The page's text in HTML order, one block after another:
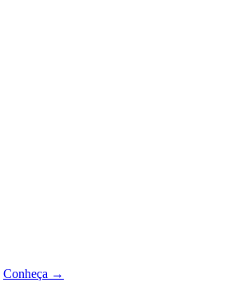
Conheça →